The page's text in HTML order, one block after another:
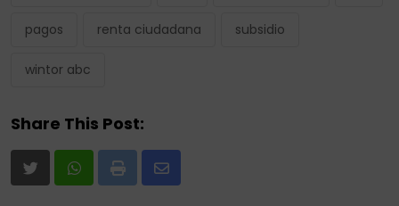
pagos renta ciudadana subsidio
wintor abc
Share This Post:
Print
Share